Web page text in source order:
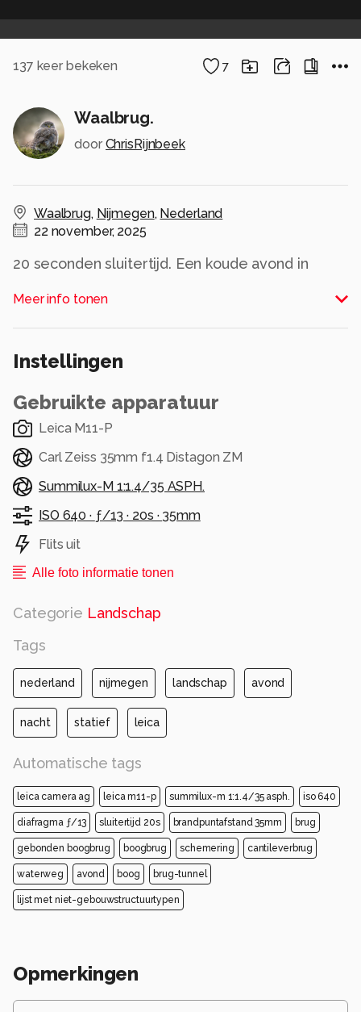
137 keer bekeken 7
Waalbrug.
door ChrisRijnbeek
Waalbrug, Nijmegen, Nederland
22 november, 2025
20 seconden sluitertijd. Een koude avond in
Meer info tonen
Instellingen
Gebruikte apparatuur
Leica M11-P
Carl Zeiss 35mm f1.4 Distagon ZM
Summilux-M 1:1.4/35 ASPH.
ISO 640 · ƒ/13 · 20s · 35mm
Flits uit
Alle foto informatie tonen
Categorie Landschap
Tags
nederland nijmegen landschap avond
nacht statief leica
Automatische tags
leica camera ag leica m11-p summilux-m 1:1.4/35 asph. iso 640
diafragma ƒ/13 sluitertijd 20s brandpuntafstand 35mm brug
gebonden boogbrug boogbrug schemering cantileverbrug
waterweg avond boog brug-tunnel
lijst met niet-gebouwstructuurtypen
Opmerkingen